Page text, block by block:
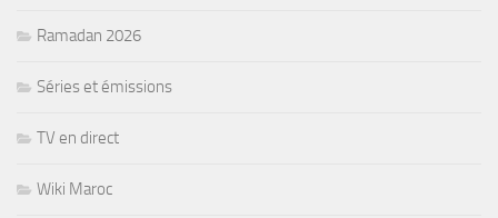
Ramadan 2026
Séries et émissions
TV en direct
Wiki Maroc